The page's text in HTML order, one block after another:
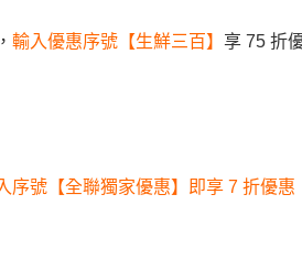
輸入優惠序號【生鮮三百】 享 75 折
序號【全聯獨家優惠】即享 7 折優惠